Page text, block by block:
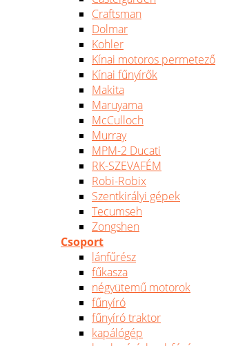
Craftsman
Dolmar
Kohler
Kínai motoros permetező
Kínai fűnyírők
Makita
Maruyama
McCulloch
Murray
MPM-2 Ducati
RK-SZEVAFÉM
Robi-Robix
Szentkirályi gépek
Tecumseh
Zongshen
Csoport
lánfűrész
fűkasza
négyütemű motorok
fűnyíró
fűnyíró traktor
kapálógép